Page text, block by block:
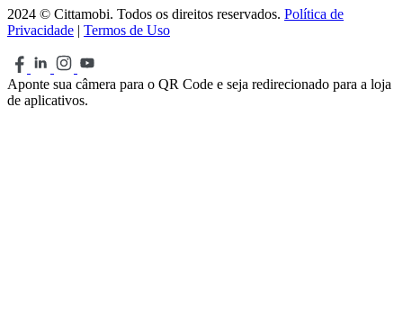
2024 © Cittamobi. Todos os direitos reservados. Política de
Privacidade | Termos de Uso
Aponte sua câmera para o QR Code e seja redirecionado para a loja
de aplicativos.